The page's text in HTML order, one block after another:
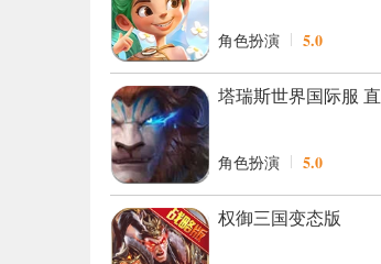
角色扮演 5.0
塔瑞斯世界国际服 直
角色扮演 5.0
权御三国变态版